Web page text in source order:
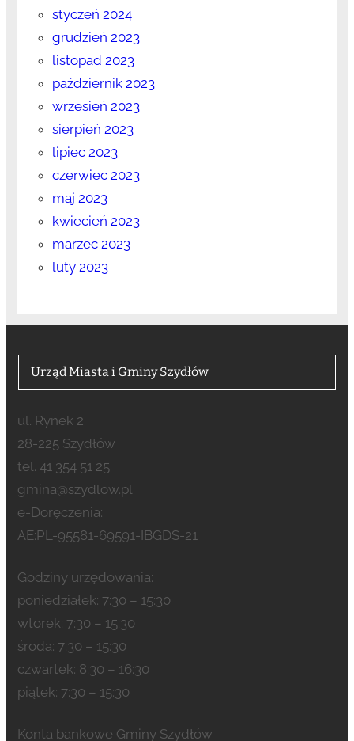
styczeń 2024
grudzień 2023
listopad 2023
październik 2023
wrzesień 2023
sierpień 2023
lipiec 2023
czerwiec 2023
maj 2023
kwiecień 2023
marzec 2023
luty 2023
Urząd Miasta i Gminy Szydłów
ul. Rynek 2
28-225 Szydłów
tel. 41 354 51 25
gmina@szydlow.pl
e-Doręczenia:
AE:PL-95581-69591-IBGDS-21
Godziny urzędowania:
poniedziałek: 7:30 – 15:30
wtorek: 7:30 – 15:30
środa: 7:30 – 15:30
czwartek: 8:30 – 16:30
piątek: 7:30 – 15:30
Konta bankowe Gminy Szydłów